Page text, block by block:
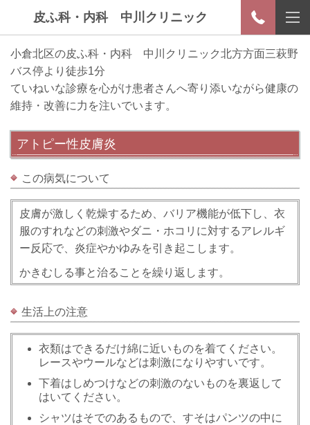
皮ふ科・内科 中川クリニック
小倉北区の皮ふ科・内科 中川クリニック北方方面三萩野
バス停より徒歩1分
ていねいな診療を心がけ患者さんへ寄り添いながら健康の
維持・改善に力を注いでいます。
アトピー性皮膚炎
この病気について
皮膚が激しく乾燥するため、バリア機能が低下し、衣
服のすれなどの刺激やダニ・ホコリに対するアレルギ
ー反応で、炎症やかゆみを引き起こします。
かきむしる事と治ることを繰り返します。
生活上の注意
衣類はできるだけ綿に近いものを着てください。
レースやウールなどは刺激になりやすいです。
下着はしめつけなどの刺激のないものを裏返して
はいてください。
シャツはそでのあるもので、すそはパンツの中に